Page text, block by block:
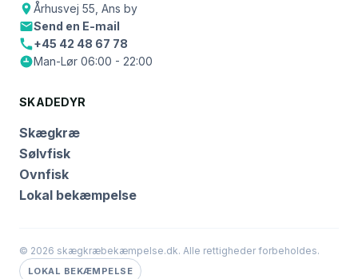
Århusvej 55, Ans by
Send en E-mail
+45 42 48 67 78
Man-Lør 06:00 - 22:00
SKADEDYR
Skægkræ
Sølvfisk
Ovnfisk
Lokal bekæmpelse
© 2026 skægkræbekæmpelse.dk. Alle rettigheder forbeholdes.
LOKAL BEKÆMPELSE